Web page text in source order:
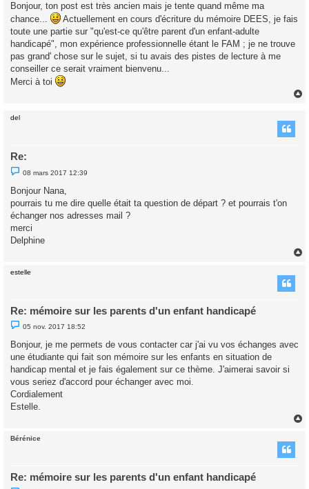
s
a
e
n
n
l
Bonjour, ton post est très ancien mais je tente quand même ma
chance...
Actuellement en cours d'écriture du mémoire DEES, je fais
toute une partie sur "qu'est-ce qu'être parent d'un enfant-adulte
handicapé", mon expérience professionnelle étant le FAM ; je ne trouve
pas grand' chose sur le sujet, si tu avais des pistes de lecture à me
conseiller ce serait vraiment bienvenu...
Merci à toi
del
Re:
M
e
s
a
g
e
n
o
n
08 mars 2017 12:39
Bonjour Nana,
pourrais tu me dire quelle était ta question de départ ? et pourrais t'on
échanger nos adresses mail ?
merci
Delphine
estelle
Re: mémoire sur les parents d'un enfant handicapé
M
e
s
a
e
n
n
l
05 nov. 2017 18:52
Bonjour, je me permets de vous contacter car j'ai vu vos échanges avec
une étudiante qui fait son mémoire sur les enfants en situation de
handicap mental et je fais également sur ce thème. J'aimerai savoir si
vous seriez d'accord pour échanger avec moi.
Cordialement
Estelle.
Bérénice
Re: mémoire sur les parents d'un enfant handicapé